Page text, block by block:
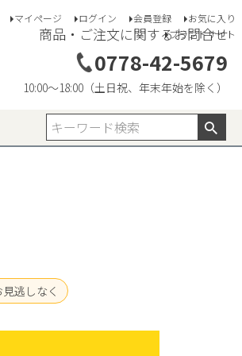
マイページ ログイン 会員登録
お気に入り
ブランドサイト
商品・ご注文に関するお問合せ
0778-42-5679
10:00〜18:00（土日祝、年末年始を除く）
逃しなく